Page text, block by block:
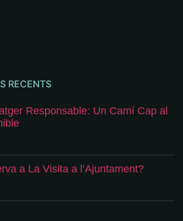
RECENTS
Responsable: Un Camí Cap al
a La Visita a l’Ajuntament?